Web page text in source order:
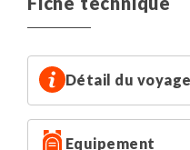
dispose également d'un
https://
• Batad :
Guest house locale au
village, 6 à 10
Détail du voyage
Equipement